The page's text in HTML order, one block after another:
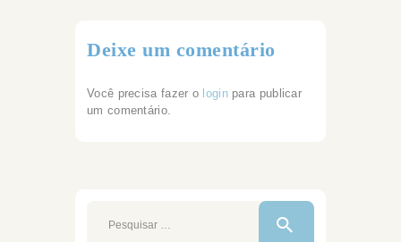
Deixe um comentário
Você precisa fazer o loginpara publicar
um comentário.